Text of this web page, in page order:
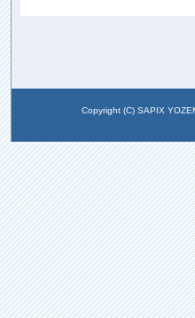
Copyright (C) SAPIX